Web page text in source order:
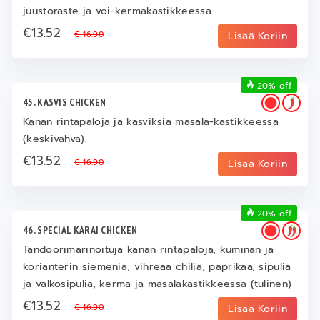
juustoraste ja voi-kermakastikkeessa.
€13.52€ 16.90 Lisää Koriin
45. KASVIS CHICKEN
Kanan rintapaloja ja kasviksia masala-kastikkeessa
(keskivahva).
€13.52€ 16.90 Lisää Koriin
20% off
46. SPECIAL KARAI CHICKEN
Tandoorimarinoituja kanan rintapaloja, kuminan ja
korianterin siemeniä, vihreää chiliä, paprikaa, sipulia
ja valkosipulia, kerma ja masalakastikkeessa (tulinen)
€13.52€ 16.90 Lisää Koriin
20% off